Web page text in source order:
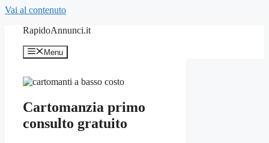
Vai al contenuto
RapidoAnnunci.it
Menu
Cartomanzia primo
consulto gratuito